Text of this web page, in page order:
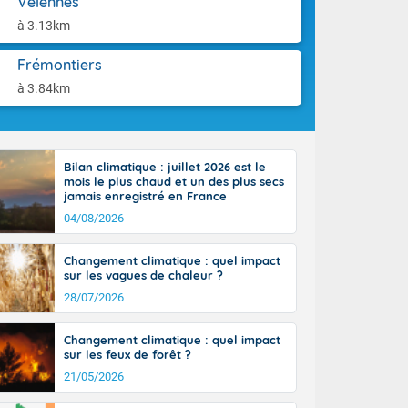
à 3.13km
Frémontiers
à 3.84km
le Poitou-
8 à 13
26 sur le
le sud-
Bilan climatique : juillet 2026 est le
mois le plus chaud et un des plus secs
jamais enregistré en France
04/08/2026
Changement climatique : quel impact
sur les vagues de chaleur ?
28/07/2026
Changement climatique : quel impact
sur les feux de forêt ?
21/05/2026